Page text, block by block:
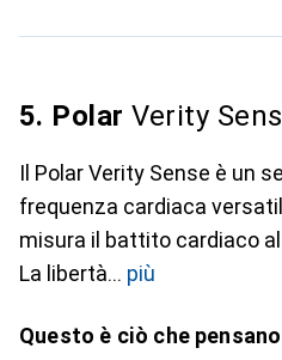
5. Polar Verity
Il Polar Verity Sense è un
frequenza cardiaca
misura il battito cardiaco
La libertà
più
Questo è ciò che